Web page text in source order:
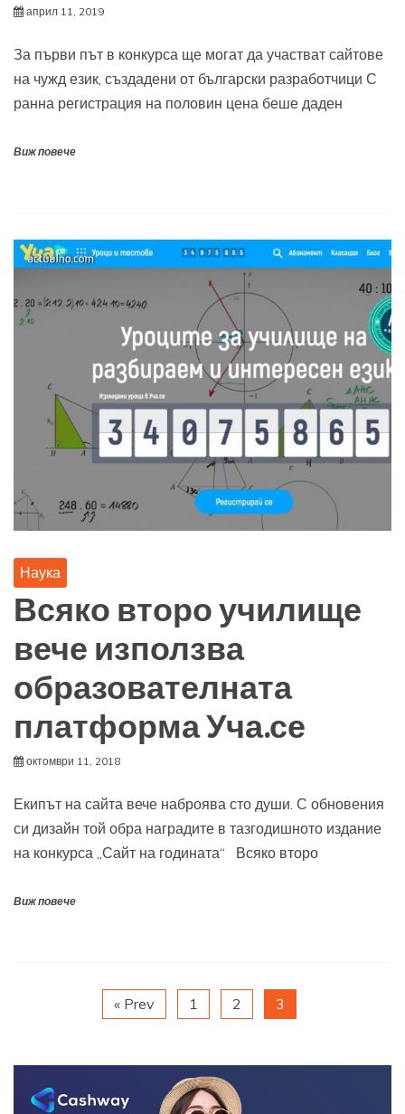
април 11, 2019
За първи път в конкурса ще могат да участват сайтове
на чужд език, създадени от български разработчици С
ранна регистрация на половин цена беше даден
Виж повече
Наука
Всяко второ училище
вече използва
образователната
платформа Уча.се
октомври 11, 2018
Екипът на сайта вече наброява сто души. С обновения
си дизайн той обра наградите в тазгодишното издание
на конкурса „Сайт на годината“ Всяко второ
Виж повече
« Prev 1 2 3